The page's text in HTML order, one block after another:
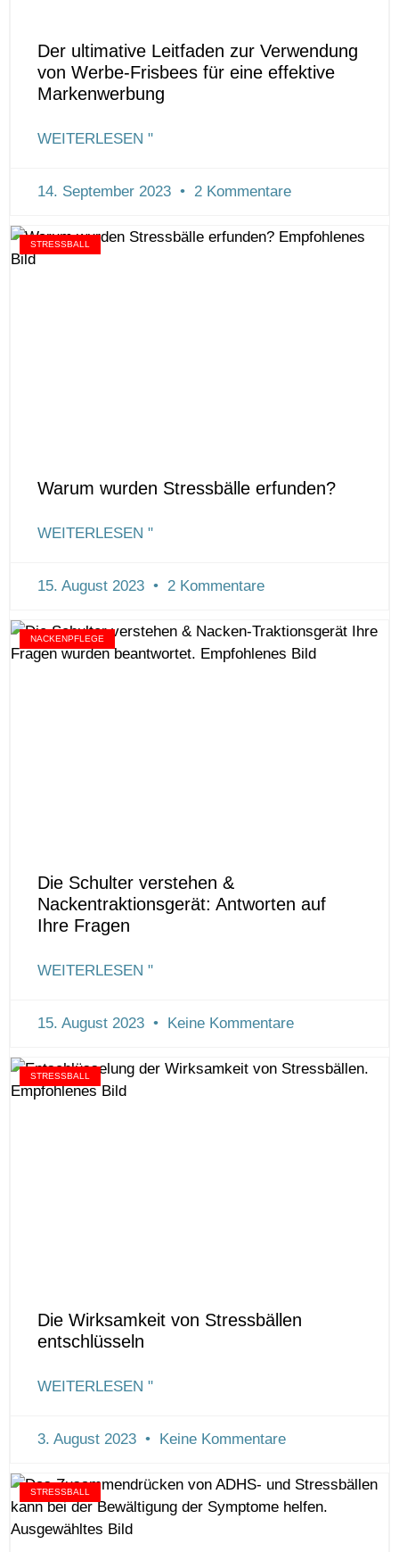
Der ultimative Leitfaden zur Verwendung
von Werbe-Frisbees für eine effektive
Markenwerbung
WEITERLESEN "
14. September 2023 2 Kommentare
STRESSBALL
Warum wurden Stressbälle erfunden?
WEITERLESEN "
15. August 2023 2 Kommentare
NACKENPFLEGE
Die Schulter verstehen &
Nackentraktionsgerät: Antworten auf
Ihre Fragen
WEITERLESEN "
15. August 2023 Keine Kommentare
STRESSBALL
Die Wirksamkeit von Stressbällen
entschlüsseln
WEITERLESEN "
3. August 2023 Keine Kommentare
STRESSBALL